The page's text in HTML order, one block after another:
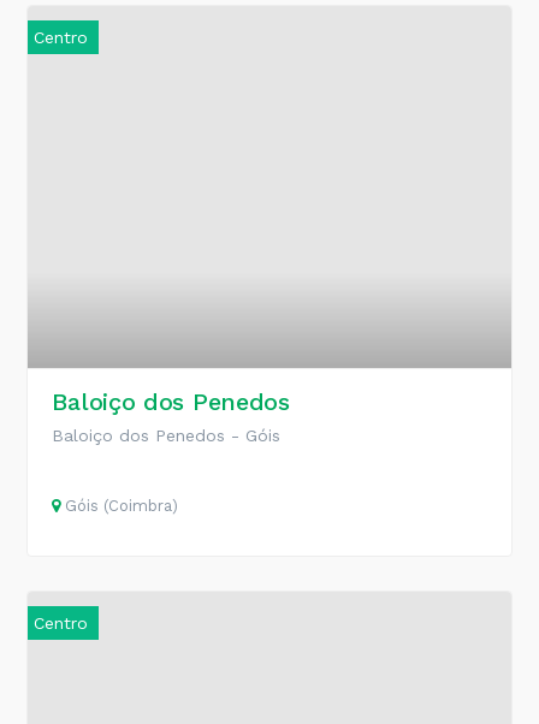
Centro
Baloiço dos Penedos
Baloiço dos Penedos - Góis
Góis (Coimbra)
Centro